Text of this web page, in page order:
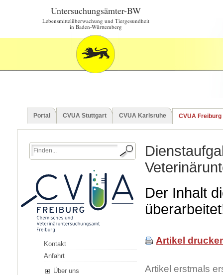
Untersuchungsämter-BW
Lebensmittelüberwachung und Tiergesundheit
in Baden-Württemberg
Portal CVUA Stuttgart CVUA Karlsruhe CVUA Freiburg
Kontakt
Anfahrt
Über uns
Der Inhalt
Artikel
Artikel erstmals